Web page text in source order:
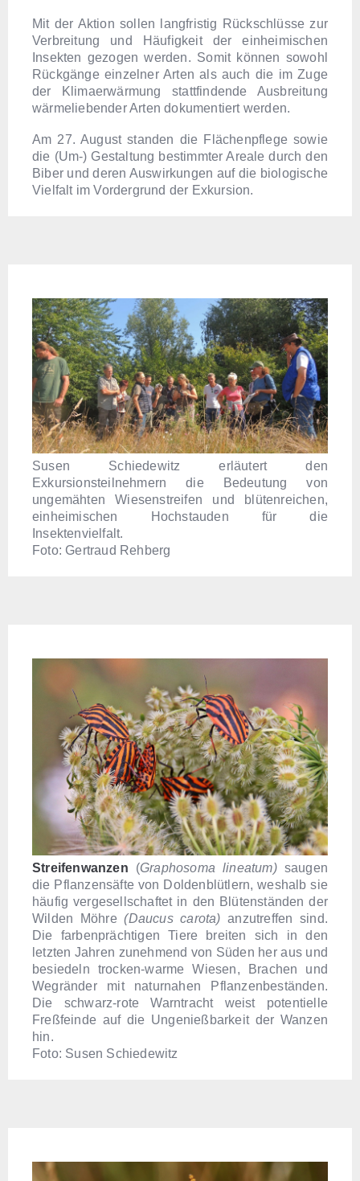
Mit der Aktion sollen langfristig Rückschlüsse zur
Verbreitung und Häufigkeit der einheimischen
Insekten gezogen werden. Somit können sowohl
Rückgänge einzelner Arten als auch die im Zuge
der Klimaerwärmung stattfindende Ausbreitung
wärmeliebender Arten dokumentiert werden.
Am 27. August standen die Flächenpflege sowie
die (Um-) Gestaltung bestimmter Areale durch den
Biber und deren Auswirkungen auf die biologische
Vielfalt im Vordergrund der Exkursion.
Susen Schiedewitz erläutert den
Exkursionsteilnehmern die Bedeutung von
ungemähten Wiesenstreifen und blütenreichen,
einheimischen Hochstauden für die
Insektenvielfalt.
Foto: Gertraud Rehberg
Streifenwanzen (Graphosoma lineatum)saugen
die Pflanzensäfte von Doldenblütlern, weshalb sie
häufig vergesellschaftet in den Blütenständen der
Wilden Möhre(Daucus carota) anzutreffen sind.
Die farbenprächtigen Tiere breiten sich in den
letzten Jahren zunehmend von Süden her aus und
besiedeln trocken-warme Wiesen, Brachen und
Wegränder mit naturnahen Pflanzenbeständen.
Die schwarz-rote Warntracht weist potentielle
Freßfeinde auf die Ungenießbarkeit der Wanzen
hin.
Foto: Susen Schiedewitz